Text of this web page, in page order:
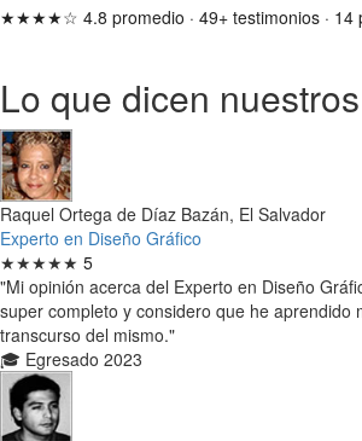
★★★★☆ 4.8 promedio · 49+ testimonios · 14
Lo que dicen
Raquel Ortega de Díaz Bazán, El Salvador
Experto en Diseño Gráfico
★★★★★ 5
"Mi opinión acerca del Experto en Diseño
super completo y considero que he aprendido
transcurso del mismo."
🎓 Egresado 2023